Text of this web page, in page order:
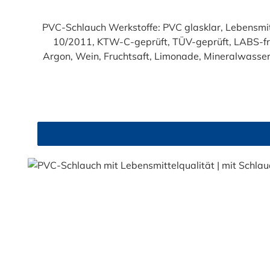
PVC-Schlauch Werkstoffe: PVC glasklar, Lebensmittelqualität geprüft entsprechend den Anforderungen der Verordnung (EG) 1935/2004 und der Verordnung (EU)
10/2011, KTW-C-geprüft, TÜV-geprüft, LABS-freie Produktion Einsatzbereich: Druckloses
Argon, Wein, Fruchtsaft, Limonade,